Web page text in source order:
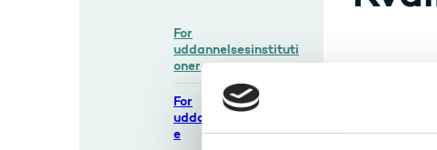
For
uddannelsesinstituti
oner
For
uddannelsessøgend
e